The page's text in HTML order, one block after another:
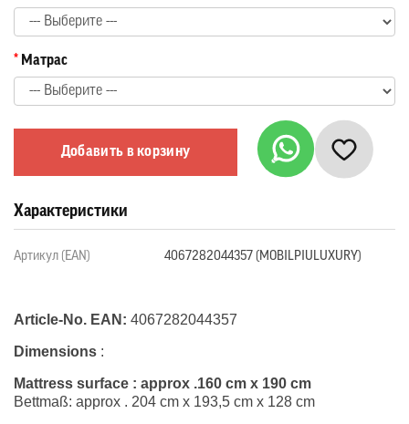
Матрас
Добавить в корзину
Характеристики
Артикул (EAN) 4067282044357 (MOBILPIULUXURY)
Article-No. EAN: 4067282044357
Dimensions :
Mattress surface : approx .160 cm x 190 cm
Bettmaß: approx . 204 cm x 193,5 cm x 128 cm